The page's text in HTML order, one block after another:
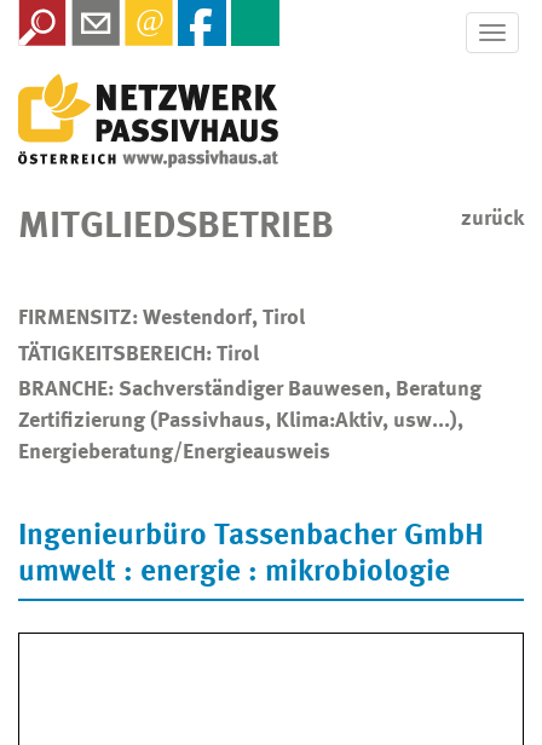
Toggle
MITGLIEDSBETRIEB zurück
FIRMENSITZ: Westendorf, Tirol
TÄTIGKEITSBEREICH: Tirol
BRANCHE: Sachverständiger Bauwesen, Beratung
Zertifizierung (Passivhaus, Klima:Aktiv, usw...),
Energieberatung/Energieausweis
Ingenieurbüro Tassenbacher GmbH
umwelt : energie : mikrobiologie